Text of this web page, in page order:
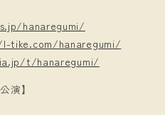
hanaregumi/
tike.com/hanaregumi/
t/hanaregumi/
演】